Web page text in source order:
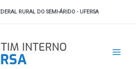
RURAL DO SEMI-ÁRIDO - UFERSA
Menu